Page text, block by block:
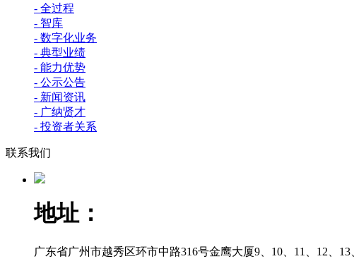
- 全过程
- 智库
- 数字化业务
- 典型业绩
- 能力优势
- 公示公告
- 新闻资讯
- 广纳贤才
- 投资者关系
联系我们
地址：
广东省广州市越秀区环市中路316号金鹰大厦9、10、11、12、13